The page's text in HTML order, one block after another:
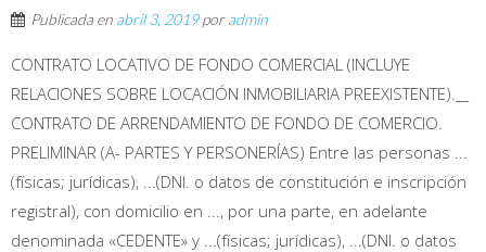
Publicada en abril 3, 2019poradmin
CONTRATO LOCATIVO DE FONDO COMERCIAL (INCLUYE
RELACIONES SOBRE LOCACIÓN INMOBILIARIA PREEXISTENTE).__
CONTRATO DE ARRENDAMIENTO DE FONDO DE COMERCIO.
PRELIMINAR (A- PARTES Y PERSONERÍAS) Entre las personas ...
(físicas; jurídicas), ...(DNI. o datos de constitución e inscripción
registral), con domicilio en ..., por una parte, en adelante
denominada «CEDENTE» y ...(físicas; jurídicas), ...(DNI. o datos